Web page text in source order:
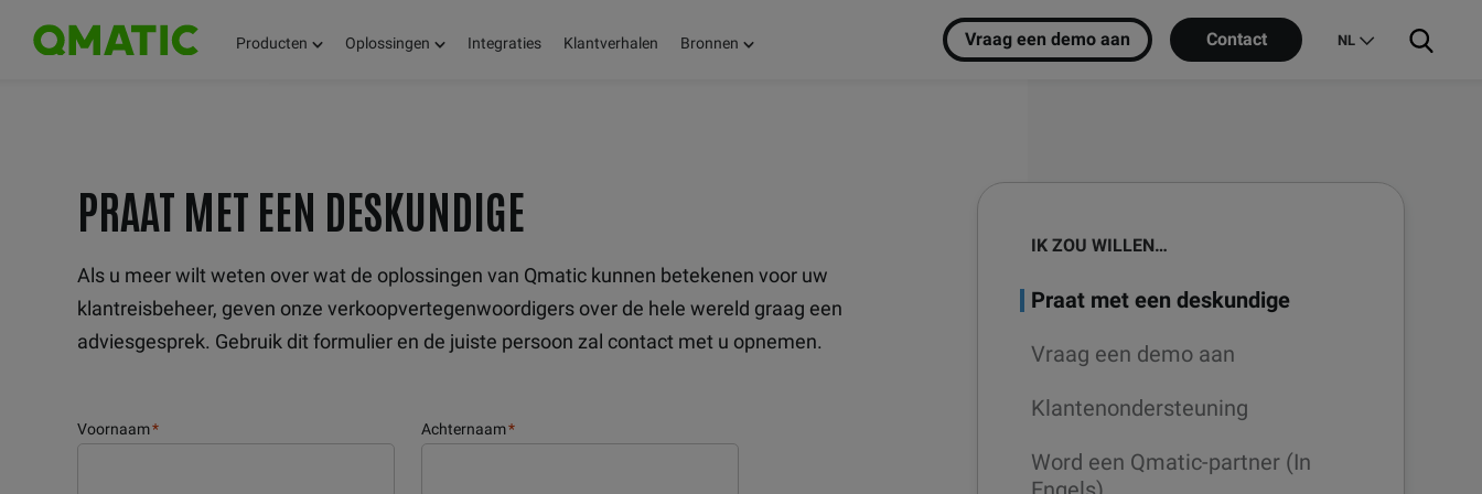
Producten Oplossingen Integraties Klantverhalen Bronnen Vraag een demo aan Contact NL
IK ZOU WILLEN…
Praat met een deskundige
Vraag een demo aan
Klantenondersteuning
Word een Qmatic-partner (In
PRAAT MET EEN DESKUNDIGE
Als u meer wilt weten over wat de oplossingen van Qmatic kunnen betekenen voor uw
klantreisbeheer, geven onze verkoopvertegenwoordigers over de hele wereld graag een
adviesgesprek. Gebruik dit formulier en de juiste persoon zal contact met u opnemen.
Voornaam* Achternaam*